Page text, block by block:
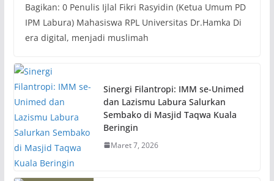
Bagikan: 0 Penulis Ijlal Fikri Rasyidin (Ketua Umum PD
IPM Labura) Mahasiswa RPL Universitas Dr.Hamka Di
era digital, menjadi muslimah
Sinergi Filantropi: IMM se-Unimed
dan Lazismu Labura Salurkan
Sembako di Masjid Taqwa Kuala
Beringin
Maret 7, 2026